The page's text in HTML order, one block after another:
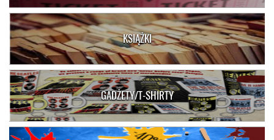
KSIĄŻKI
GADŻETY/T-SHIRTY